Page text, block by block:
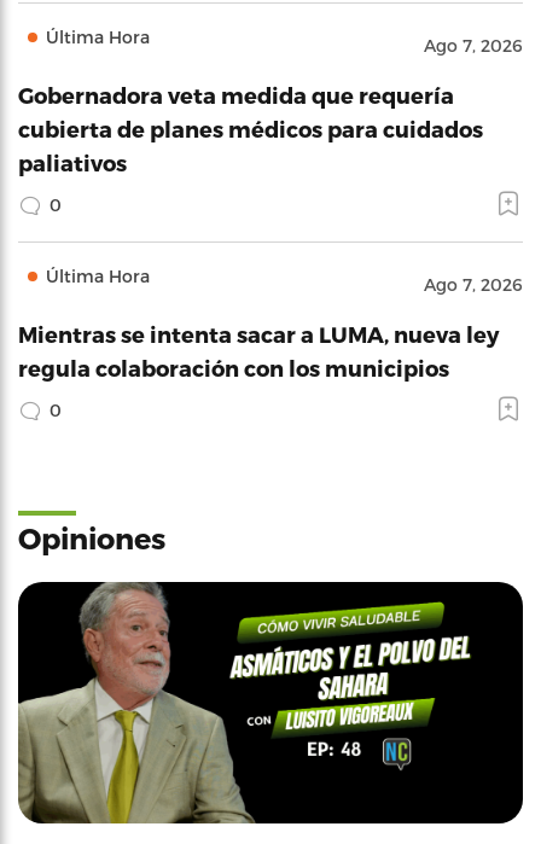
Última Hora Ago 7, 2026
Gobernadora veta medida que requería
cubierta de planes médicos para cuidados
paliativos
0
Última Hora Ago 7, 2026
Mientras se intenta sacar a LUMA, nueva ley
regula colaboración con los municipios
0
Opiniones